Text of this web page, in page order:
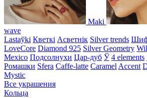
Maki
wave
Lastaўki Кветкі Асветнiк Silver trends
LoveCore Diamond 925 Silver Geometry
Mexico Подсолнухи Цар-дуб Ў 4 elements
Ромашки Sfera Caffe-latte Caramel Accent
Mystic
Все украшения
Кольца